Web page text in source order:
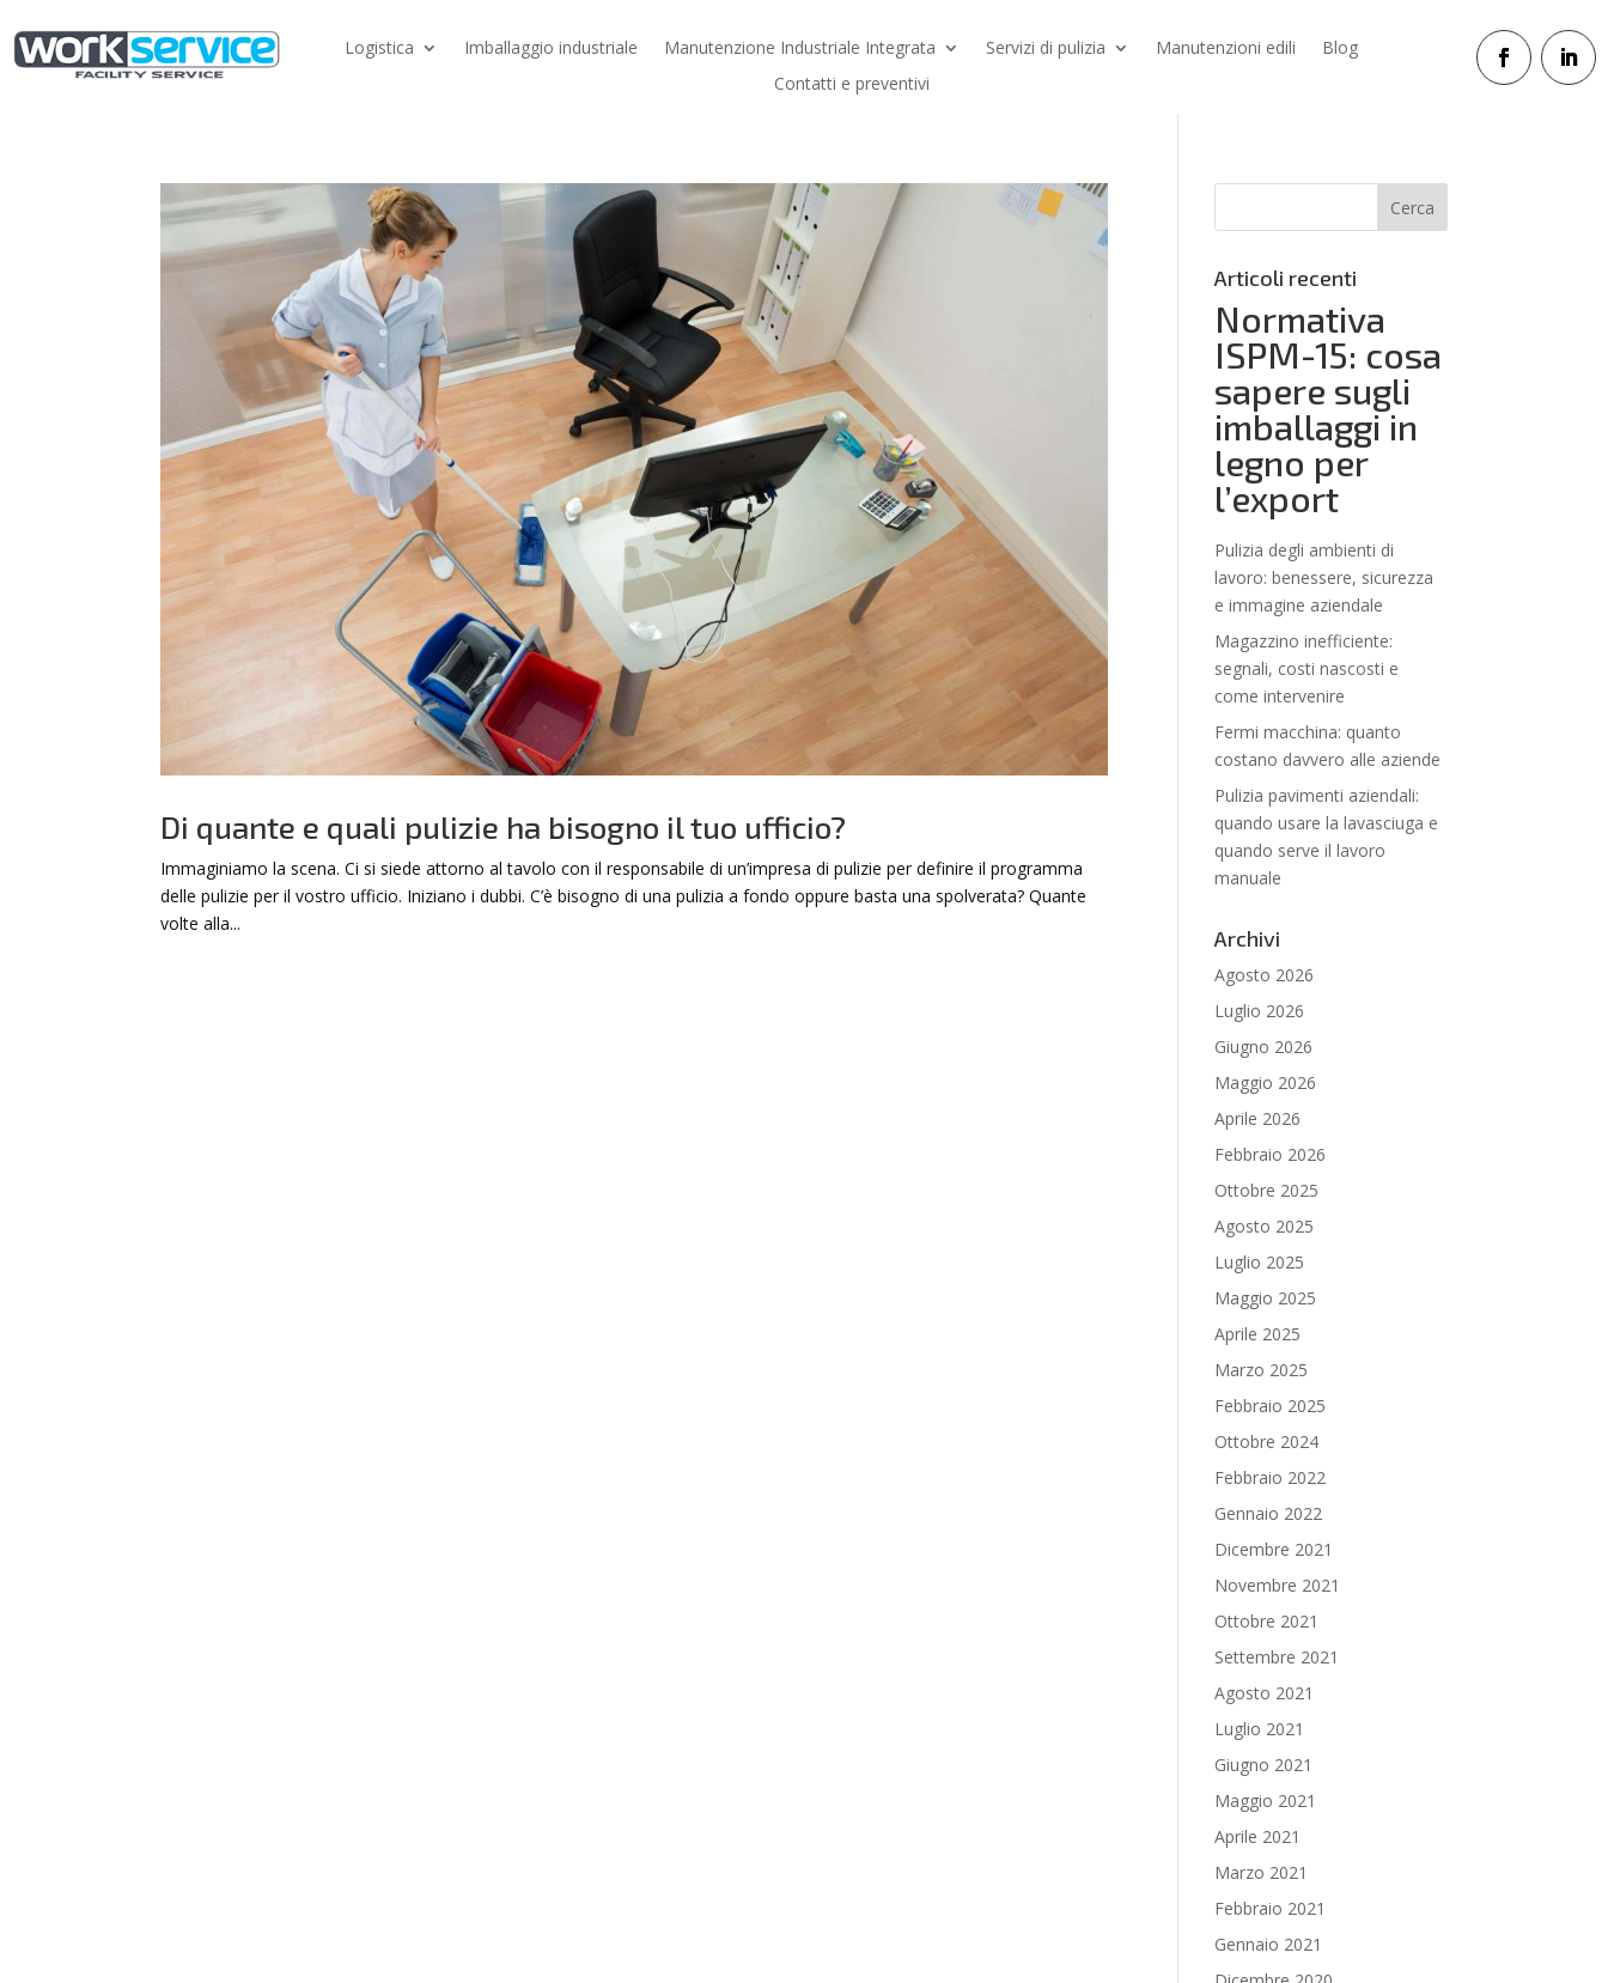
Logistica Imballaggio industriale Manutenzione Industriale Integrata Servizi di pulizia Manutenzioni edili
Blog
Contatti e preventivi
Di quante e quali pulizie ha bisogno il tuo ufficio?
Immaginiamo la scena. Ci si siede attorno al tavolo con il responsabile di un’impresa di pulizie per definire il programma
delle pulizie per il vostro ufficio. Iniziano i dubbi. C’è bisogno di una pulizia a fondo oppure basta una spolverata? Quante
volte alla...
Articoli recenti
Normativa
ISPM-15: cosa
sapere sugli
imballaggi in
legno per
l’export
Pulizia degli ambienti di
lavoro: benessere, sicurezza
e immagine aziendale
Magazzino inefficiente:
segnali, costi nascosti e
come intervenire
Fermi macchina: quanto
costano davvero alle aziende
Pulizia pavimenti aziendali:
quando usare la lavasciuga e
quando serve il lavoro
manuale
Archivi
Agosto 2026
Luglio 2026
Giugno 2026
Maggio 2026
Aprile 2026
Febbraio 2026
Ottobre 2025
Agosto 2025
Luglio 2025
Maggio 2025
Aprile 2025
Marzo 2025
Febbraio 2025
Ottobre 2024
Febbraio 2022
Gennaio 2022
Dicembre 2021
Novembre 2021
Ottobre 2021
Settembre 2021
Agosto 2021
Luglio 2021
Giugno 2021
Maggio 2021
Aprile 2021
Marzo 2021
Febbraio 2021
Gennaio 2021